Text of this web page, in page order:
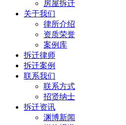
房屋拆迁
关于我们
律所介绍
资质荣誉
案例库
拆迁律师
拆迁案例
联系我们
联系方式
招贤纳士
拆迁资讯
渊博新闻